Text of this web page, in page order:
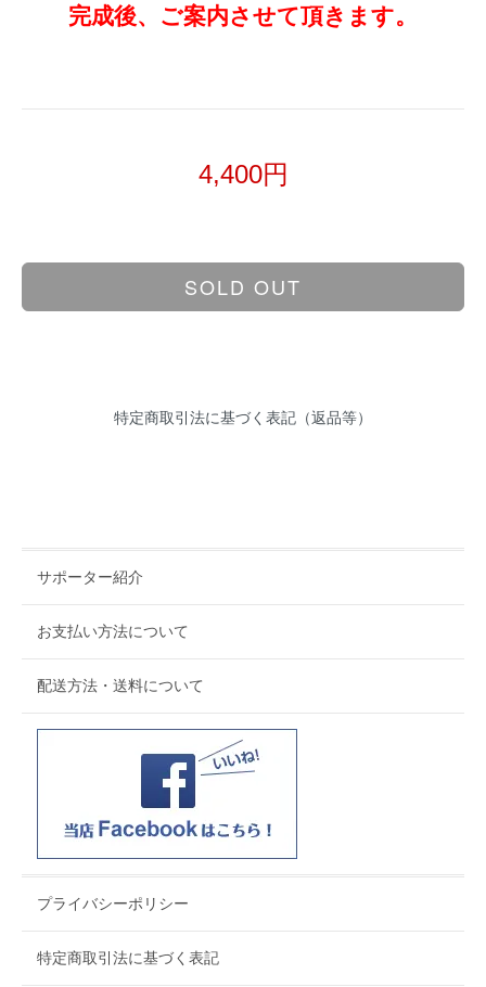
完成後、ご案内させて頂きます。
4,400円
SOLD OUT
特定商取引法に基づく表記（返品等）
サポーター紹介
お支払い方法について
配送方法・送料について
プライバシーポリシー
特定商取引法に基づく表記